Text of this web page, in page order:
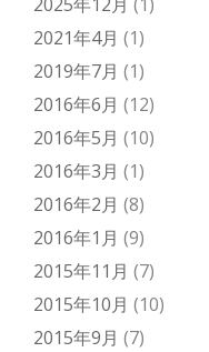
2021年4月 (1)
2019年7月 (1)
2016年6月 (12)
2016年5月 (10)
2016年3月 (1)
2016年2月 (8)
2016年1月 (9)
2015年11月 (7)
2015年10月 (10)
2015年9月 (7)